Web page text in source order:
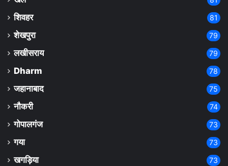
शिवहर 81
शेखपुरा 79
लखीसराय 79
Dharm 78
जहानाबाद 75
नौकरी 74
गोपालगंज 73
गया 73
खगड़िया 73